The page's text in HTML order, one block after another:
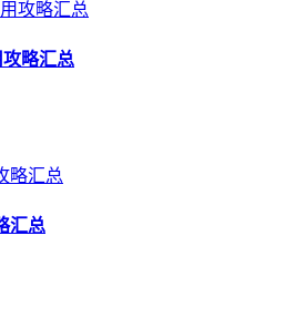
攻略汇总
汇总